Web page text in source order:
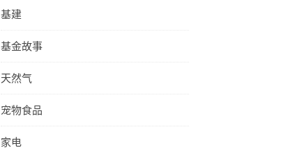
基建
基金故事
天然气
宠物食品
家电